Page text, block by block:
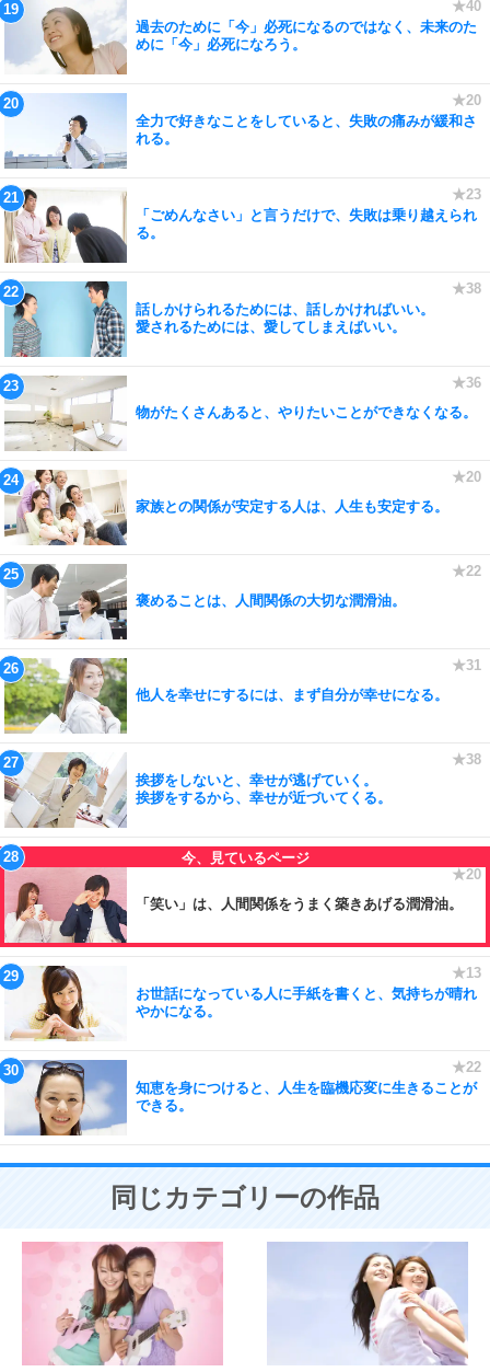
過去のために「今」必死になるのではなく、未来のた
めに「今」必死になろう。
全力で好きなことをしていると、失敗の痛みが緩和さ
れる。
「ごめんなさい」と言うだけで、失敗は乗り越えられ
る。
話しかけられるためには、話しかければいい。
愛されるためには、愛してしまえばいい。
物がたくさんあると、やりたいことができなくなる。
家族との関係が安定する人は、人生も安定する。
褒めることは、人間関係の大切な潤滑油。
他人を幸せにするには、まず自分が幸せになる。
挨拶をしないと、幸せが逃げていく。
挨拶をするから、幸せが近づいてくる。
「笑い」は、人間関係をうまく築きあげる潤滑油。
お世話になっている人に手紙を書くと、気持ちが晴れ
やかになる。
知恵を身につけると、人生を臨機応変に生きることが
できる。
同じカテゴリーの作品